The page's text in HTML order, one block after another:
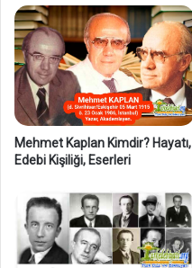
t
a
y
l
ı
Mehmet Kaplan Kimdir? Hayatı,
Edebi Kişiliği, Eserleri